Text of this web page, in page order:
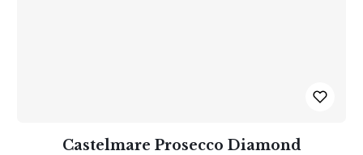
Castelmare Prosecco Diamond